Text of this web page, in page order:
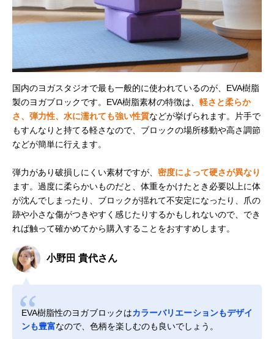
国内のヨガスタジオで最も一般的に使われているのが、EVA樹脂
製のヨガブロックです。EVA樹脂素材の特徴は、 軽さと柔らか
さ、弾力性、水に濡れても強い性質などが挙げられます。片手で
もすんなりと持てる軽さなので、ブロックの場所移動や高さ調節
などが簡単に行えます。
弾力があり破損しにくい素材ですが、 密度によって硬さが異なり
ます。過度に柔らかいものだと、体重をかけたとき必要以上に体
が沈んでしまったり、ブロックが揺れて不安定になったり、爪の
跡や小さな傷がつきやすく感じたりするかもしれないので、でき
れば触って確かめてから購入することをおすすめします。
小野田 貴代さん
EVA樹脂性のヨガブロックはカラーバリエーションもデザイ
ンも豊富なので、色柄を楽しむのも良いでしょう。